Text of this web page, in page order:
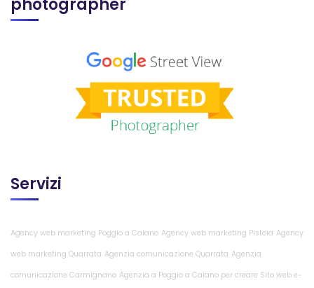
photographer
Servizi
Agency web marketing Poggio a Caiano Agency web marketing Pistoia Agency
web marketing Quarrata Agenzia comunicazione Quarrata Agenzia
comunicazione Carmignano Agenzia a Poggio a Caiano per creare Sito web e-